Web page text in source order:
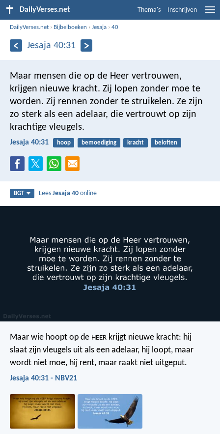
DailyVerses.net Thema's Inschrijven
DailyVerses.net › Bijbelboeken ›Jesaja ›40
Jesaja 40:31
Maar mensen die op de Heer vertrouwen,
krijgen nieuwe kracht. Zij lopen zonder moe te
worden. Zij rennen zonder te struikelen. Ze zijn
zo sterk als een adelaar, die vertrouwt op zijn
krachtige vleugels.
Jesaja 40:31 hoop bemoediging kracht beloften
BGT LeesJesaja 40 online
Maar wie hoopt op de HEER krijgt nieuwe kracht: hij
slaat zijn vleugels uit als een adelaar, hij loopt, maar
wordt niet moe, hij rent, maar raakt niet uitgeput.
Jesaja 40:31 - NBV21